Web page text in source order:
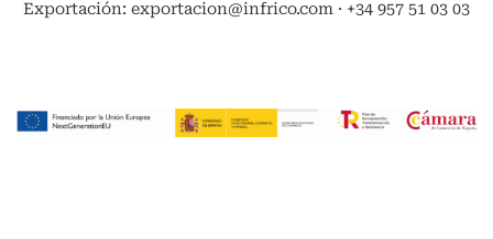
Exportación: exportacion@infrico.com · +34 957 51 03 03